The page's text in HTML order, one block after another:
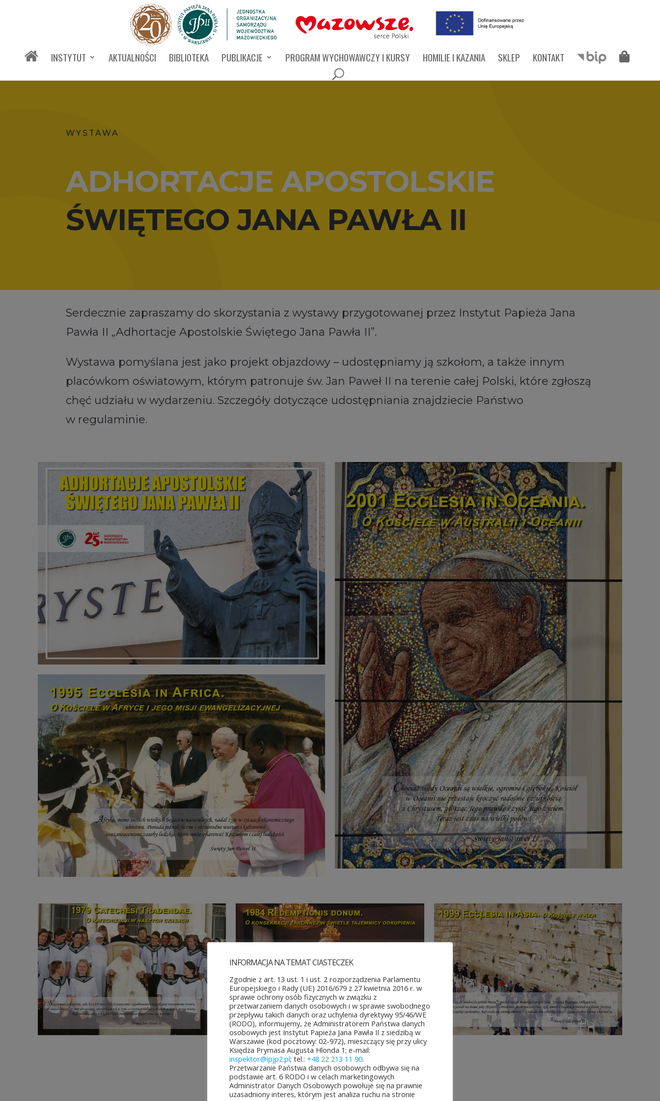
INSTYTUT AKTUALNOŚCI BIBLIOTEKA PUBLIKACJE PROGRAM WYCHOWAWCZY I KURSY HOMILIE I KAZANIA SKLEP KONTAKT
WYSTAWA
ADHORTACJE APOSTOLSKIE
ŚWIĘTEGO JANA PAWŁA II
Serdecznie zapraszamy do skorzystania z wystawy przygotowanej przez Instytut Papieża Jana
Pawła II „Adhortacje Apostolskie Świętego Jana Pawła II”.
Wystawa pomyślana jest jako projekt objazdowy – udostępniamy ją szkołom, a także innym
placówkom oświatowym, którym patronuje św. Jan Paweł II na terenie całej Polski, które zgłoszą
chęć udziału w wydarzeniu. Szczegóły dotyczące udostępniania znajdziecie Państwo
w regulaminie.
INFORMACJA NA TEMAT CIASTECZEK
Zgodnie z art. 13 ust. 1 i ust. 2 rozporządzenia Parlamentu
Europejskiego i Rady (UE) 2016/679 z 27 kwietnia 2016 r. w
sprawie ochrony osób fizycznych w związku z
przetwarzaniem danych osobowych i w sprawie swobodnego
przepływu takich danych oraz uchylenia dyrektywy 95/46/WE
(RODO), informujemy, że Administratorem Państwa danych
osobowych jest Instytut Papieża Jana Pawła II z siedzibą w
Warszawie (kod pocztowy: 02-972), mieszczący się przy ulicy
Księdza Prymasa Augusta Hlonda 1; e-mail:
inspektor@ipjp2.pl; tel.: +48 22 213 11 90.
Przetwarzanie Państwa danych osobowych odbywa się na
podstawie art. 6 RODO i w celach marketingowych
Administrator Danych Osobowych powołuje się na prawnie
uzasadniony interes, którym jest analiza ruchu na stronie